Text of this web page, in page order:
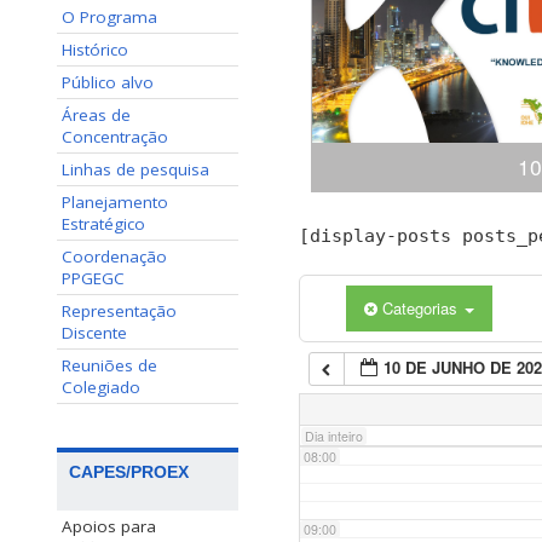
O Programa
Histórico
Público alvo
Áreas de
Concentração
Linhas de pesquisa
Planejamento
Estratégico
Coordenação
PPGEGC
Representação
Discente
Reuniões de
Colegiado
CAPES/PROEX
Apoios para
Congresso Internacional
(ciKi) A 10ª edição do
Conhecimento e
dias 19 e 20 de
Conhecimento,
[display-posts
Categorias
10 DE JUNHO DE
Dia inteiro
02:00
03:00
05:00
07:00
08:00
09:00